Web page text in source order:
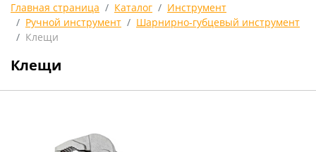
Главная страница Каталог
Инструмент
Ручной инструмент
Шарнирно-губцевый инструмент
Клещи
Клещи